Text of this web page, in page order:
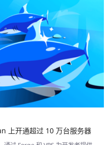
上开通超过 10 万台服务器